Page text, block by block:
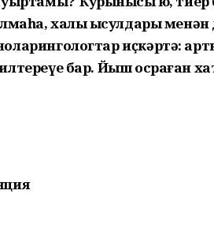
халыҡ ысулдары
иҫкәртә:
бар. Йыш осраған